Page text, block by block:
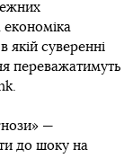
економіка
якій суверенні
переважатимуть
—
до шоку на